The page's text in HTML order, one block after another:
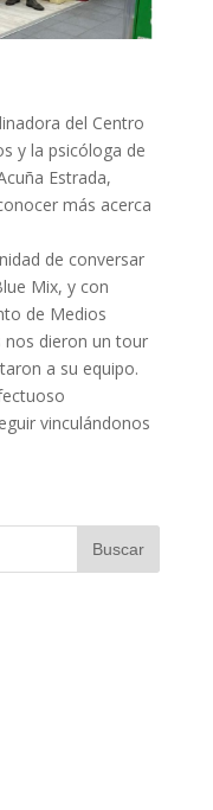
del Centro
y la psicóloga de
Estrada,
más acerca
de conversar
Mix, y con
de Medios
nos dieron un tour
a su equipo.
vinculándonos